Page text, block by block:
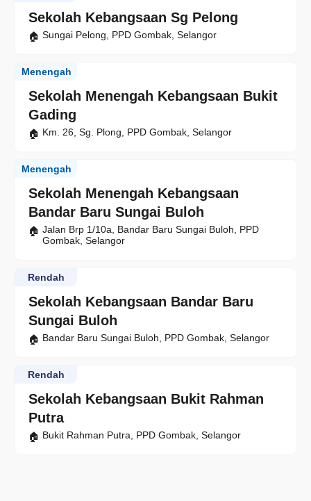
Sekolah Kebangsaan Sg Pelong
Sungai Pelong, PPD Gombak, Selangor
Sekolah Menengah Kebangsaan Bukit
Gading
Menengah
Km. 26, Sg. Plong, PPD Gombak, Selangor
Sekolah Menengah Kebangsaan
Bandar Baru Sungai Buloh
Menengah
Jalan Brp 1/10a, Bandar Baru Sungai Buloh, PPD
Gombak, Selangor
Sekolah Kebangsaan Bandar Baru
Sungai Buloh
Rendah
Bandar Baru Sungai Buloh, PPD Gombak, Selangor
Sekolah Kebangsaan Bukit Rahman
Putra
Rendah
Bukit Rahman Putra, PPD Gombak, Selangor